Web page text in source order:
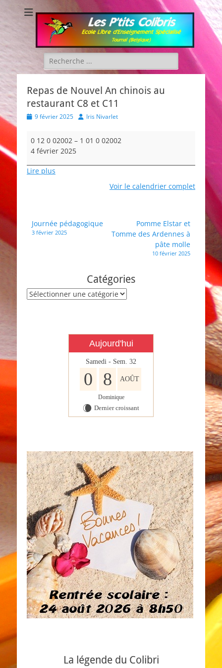
Les P'tits Colibris
Rechercher :
Repas de Nouvel An chinois au
restaurant C8 et C11
Posted9 février 2025 AuthorIris Nivarlet
Repas
de
An
chinois
et
C11
0 12 0 02002 – 1 01 0 02002
4 février 2025
Lire plus
Voir le calendrier complet
Navigation
de
Journée pédagogique
3 février 2025
Pomme Elstar et
Tomme des Ardennes à
pâte molle
10 février 2025
Catégories
Catégories
Aujourd'hui
Samedi - Sem. 32
0 8 AOÛT
Dominique
W Dernier croissant
La légende du Colibri